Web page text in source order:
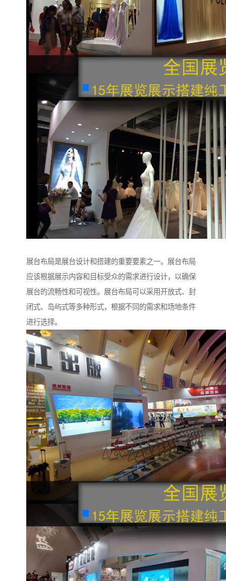
展台布局是展台设计和搭建的重要要素之一。展台布局
应该根据展示内容和目标受众的需求进行设计，以确保
展台的流畅性和可视性。展台布局可以采用开放式、封
闭式、岛屿式等多种形式，根据不同的需求和场地条件
进行选择。